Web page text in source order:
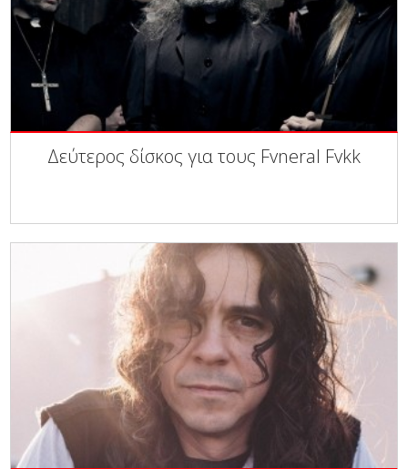
Δεύτερος δίσκος για τους Fvneral Fvkk